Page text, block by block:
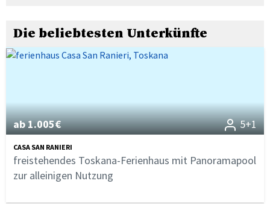
Die beliebtesten Unterkünfte
ab 1.005€ 5+1
CASA SAN RANIERI
freistehendes Toskana-Ferienhaus mit Panoramapool
zur alleinigen Nutzung